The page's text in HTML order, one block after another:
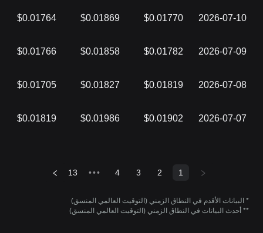
2026-07-10
$0.01770
$0.01869
$0.01764
2026-07-09
$0.01782
$0.01858
$0.01766
2026-07-08
$0.01819
$0.01827
$0.01705
2026-07-07
$0.01902
$0.01986
$0.01819
1
2
3
4
•••
13
* البيانات الأقدم في النطاق الزمني (التوقيت العالمي المنسق)
** أحدث البيانات في النطاق الزمني (التوقيت العالمي المنسق)